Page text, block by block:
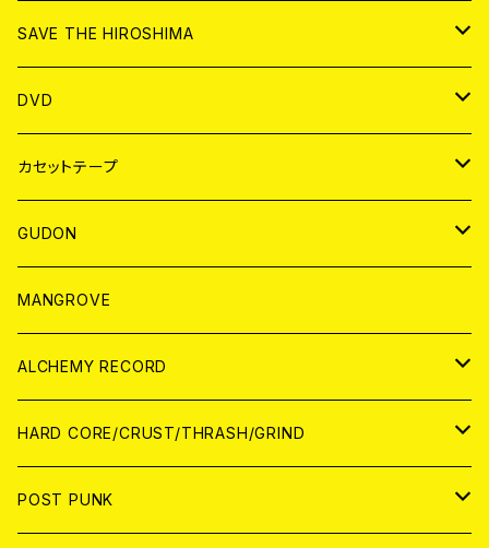
ANALOG
CD
ANALOG
SAVE THE HIROSHIMA
アパレル
BADGE
DVD
JAPAN
WORLD
カセットテープ
JAPAN
WORLD
GUDON
アパレル
PATCH
アナログ
DIGITAL CONTENTS
MANGROVE
ALCHEMY RECORD
CD
ANALOG
HARD CORE/CRUST/THRASH/GRIND
JAPAN
POST PUNK